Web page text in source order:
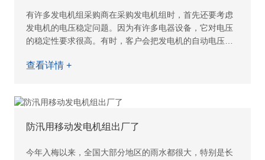
有许多发电机组采购商在采购发电机组时，首先还要考虑
发电机的电压稳定问题。因为有许多电器设备，它对电压
的稳定性要求很高。有时，客户会把发电机的自动电压调
器了，设
查看详情 +
防汛用移动发电机组出厂了
今年入梅以来，全国大部分地区的雨水都很大，特别是长